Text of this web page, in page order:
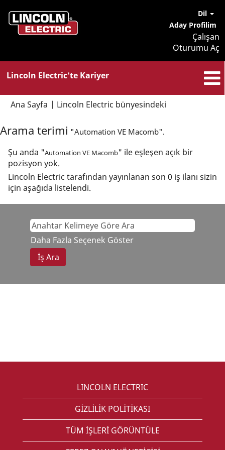
Dil
Aday Profilim
Çalışan
Oturumu Aç
Lincoln Electric'te Kariyer
Ana Sayfa | Lincoln Electric bünyesindeki
Arama terimi "Automation VE Macomb".
Şu anda "Automation VE Macomb" ile eşleşen açık bir
pozisyon yok.
Lincoln Electric tarafından yayınlanan son 0 iş ilanı sizin
için aşağıda listelendi.
Daha Fazla Seçenek Göster
LINCOLN ELECTRIC
GİZLİLİK POLİTİKASI
TÜM İŞLERİ GÖRÜNTÜLE